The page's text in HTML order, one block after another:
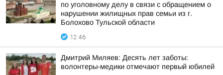
по уголовному делу в связи с обращением о
нарушении жилищных прав семьи из г.
Болохово Тульской области
12:46
Дмитрий Миляев: Десять лет заботы:
волонтеры-медики отмечают первый юбилей